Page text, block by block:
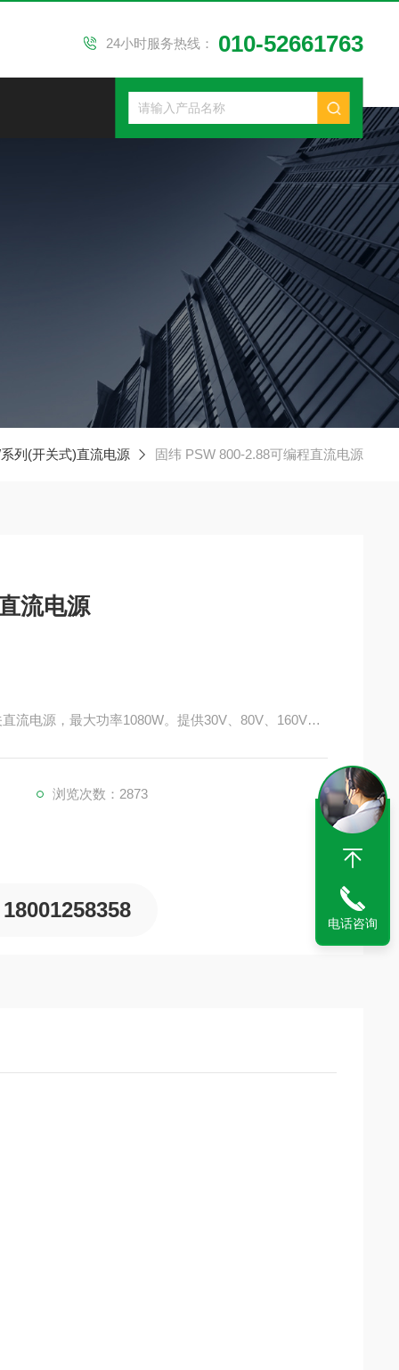
24小时服务热线： 010-52661763
列(开关式)直流电源 固纬 PSW 800-2.88可编程直流电源
直流电源
流电源，最大功率1080W。提供30V、80V、160V、2
浏览次数：2873
18001258358
电话咨询